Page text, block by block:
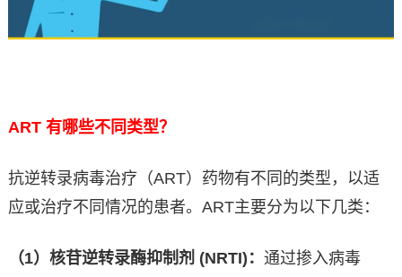
ART 有哪些不同类型？
抗逆转录病毒治疗（ART）药物有不同的类型，以适
应或治疗不同情况的患者。ART主要分为以下几类：
（1）核苷逆转录酶抑制剂 (NRTI)： 通过掺入病毒